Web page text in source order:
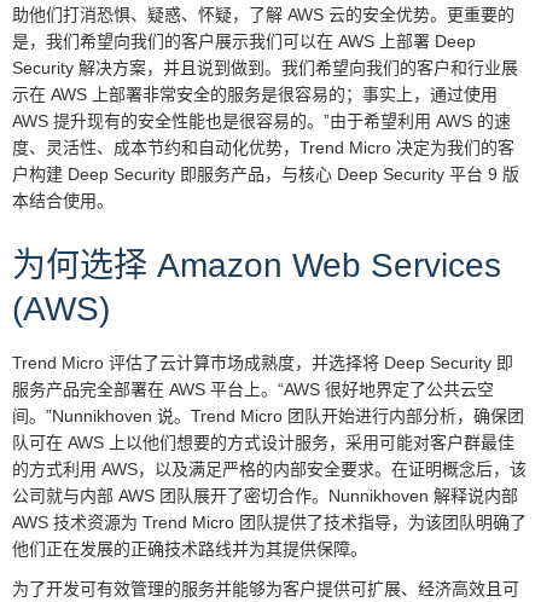
助他们打消恐惧、疑惑、怀疑，了解 AWS 云的安全优势。更重要的
是，我们希望向我们的客户展示我们可以在 AWS 上部署 Deep
Security 解决方案，并且说到做到。我们希望向我们的客户和行业展
示在 AWS 上部署非常安全的服务是很容易的；事实上，通过使用
AWS 提升现有的安全性能也是很容易的。”由于希望利用 AWS 的速
度、灵活性、成本节约和自动化优势，Trend Micro 决定为我们的客
户构建 Deep Security 即服务产品，与核心 Deep Security 平台 9 版
本结合使用。
为何选择 Amazon Web Services
(AWS)
Trend Micro 评估了云计算市场成熟度，并选择将 Deep Security 即
服务产品完全部署在 AWS 平台上。“AWS 很好地界定了公共云空
间。”Nunnikhoven 说。Trend Micro 团队开始进行内部分析，确保团
队可在 AWS 上以他们想要的方式设计服务，采用可能对客户群最佳
的方式利用 AWS，以及满足严格的内部安全要求。在证明概念后，该
公司就与内部 AWS 团队展开了密切合作。Nunnikhoven 解释说内部
AWS 技术资源为 Trend Micro 团队提供了技术指导，为该团队明确了
他们正在发展的正确技术路线并为其提供保障。
为了开发可有效管理的服务并能够为客户提供可扩展、经济高效且可